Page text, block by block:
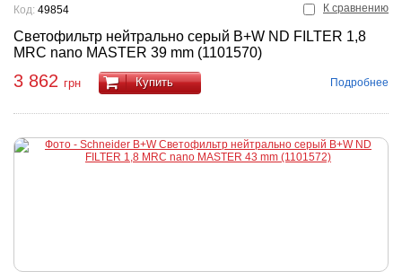
К сравнению
Светофильтр нейтрально серый B+W ND FILTER 1,8
MRC nano MASTER 39 mm (1101570)
Код: 49854
3 862 грн Купить Подробнее